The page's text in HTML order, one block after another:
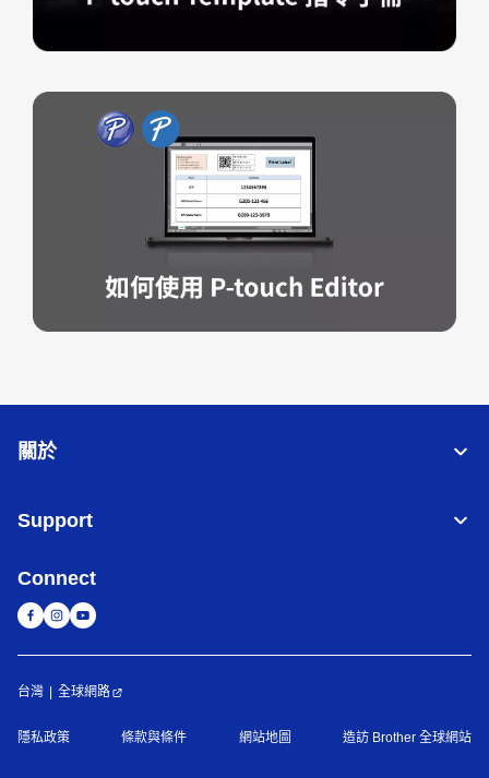
關於
Support
Connect
台灣 全球網路
隱私政策 條款與條件 網站地圖 造訪 Brother 全球網站